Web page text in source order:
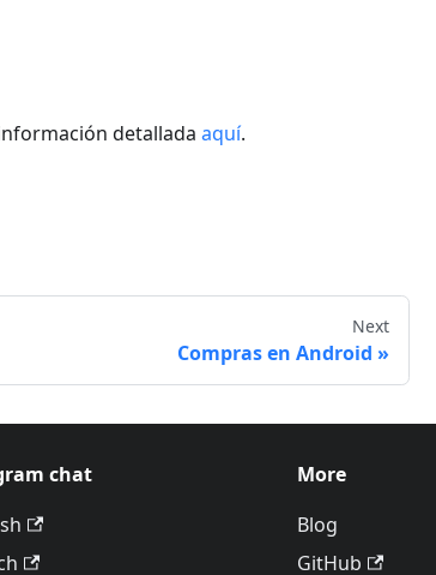
detallada aquí.
Next
Compras en Android
chat
More
Blog
GitHub